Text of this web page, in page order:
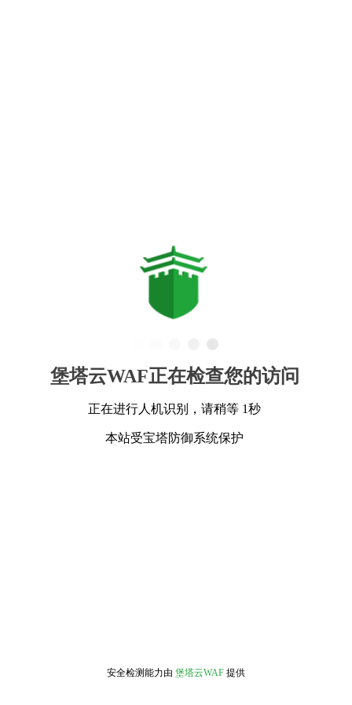
堡塔云WAF正在检查您的访问
正在进行人机识别，请稍等 1秒
本站受宝塔防御系统保护
安全检测能力由 堡塔云WAF 提供